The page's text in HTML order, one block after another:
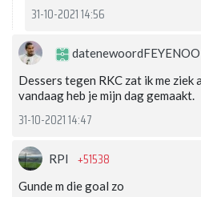
31-10-2021 14:56
Dessers tegen RKC zat ik me
vandaag heb je mijn dag gemaakt.
31-10-2021 14:47
RPI +51538
Gunde m die goal zo